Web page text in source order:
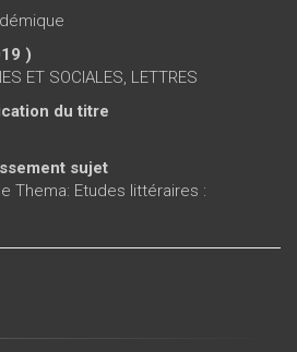
)
ET SOCIALES, LETTRES
du titre
sujet
Thema: Etudes littéraires :